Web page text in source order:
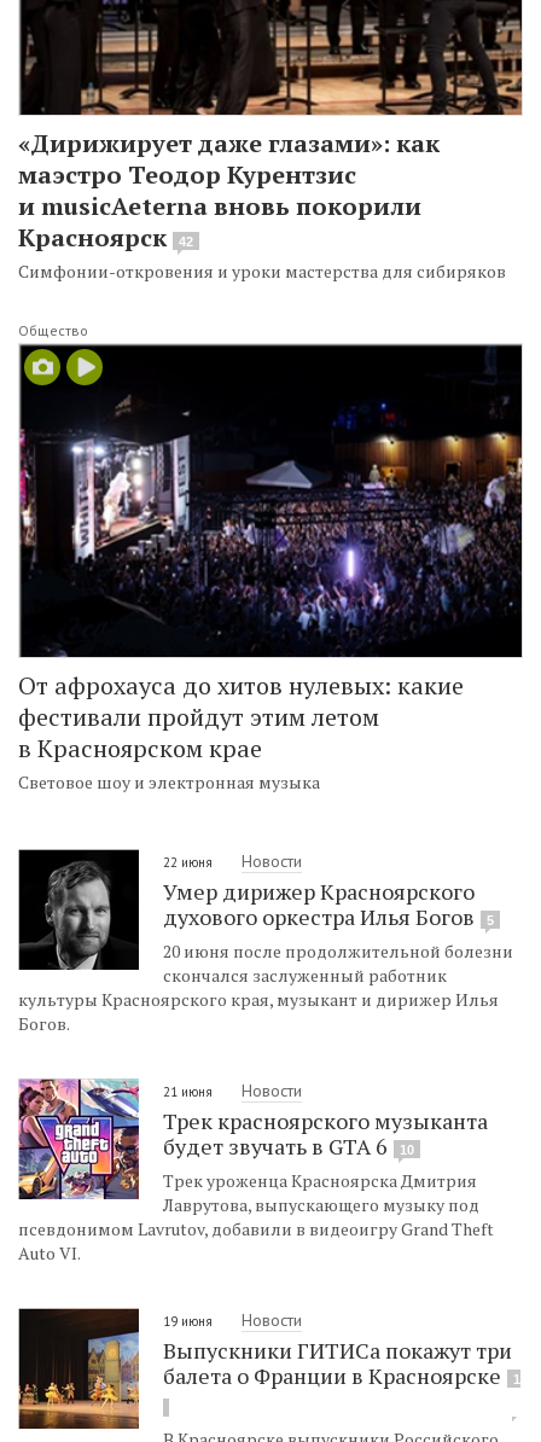
«Дирижирует даже глазами»: как
маэстро Теодор Курентзис
и musicAeterna вновь покорили
Красноярск
42
Симфонии-откровения и уроки мастерства для сибиряков
Общество
От афрохауса до хитов нулевых: какие
фестивали пройдут этим летом
в Красноярском крае
Световое шоу и электронная музыка
22 июня Новости
Умер дирижер Красноярского
духового оркестра Илья Богов
5
20 июня после продолжительной болезни
скончался заслуженный работник
культуры Красноярского края, музыкант и дирижер Илья
Богов.
21 июня Новости
Трек красноярского музыканта
будет звучать в GTA 6
10
Трек уроженца Красноярска Дмитрия
Лаврутова, выпускающего музыку под
псевдонимом Lavrutov, добавили в видеоигру Grand Theft
Auto VI.
19 июня Новости
Выпускники ГИТИСа покажут три
балета о Франции в Красноярске
1